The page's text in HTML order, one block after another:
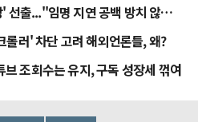
출..."임명 지연 공백 방치 않을 것"
러' 차단 고려 해외언론들, 왜?
조회수는 유지, 구독 성장세 꺾여